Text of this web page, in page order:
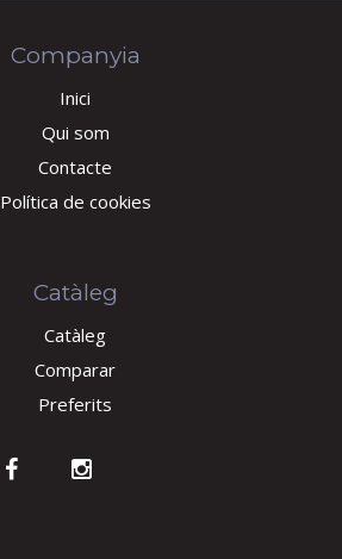
Companyia
Inici
Qui som
Contacte
Política de cookies
Catàleg
Catàleg
Comparar
Preferits